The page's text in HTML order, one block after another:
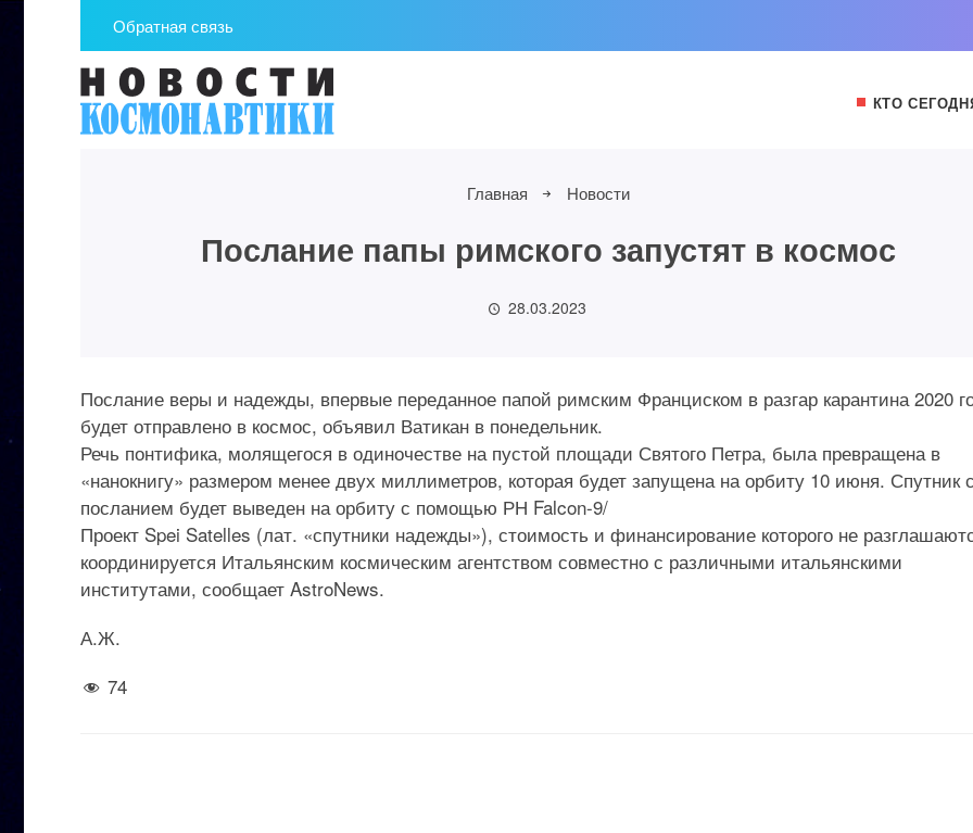
Обратная связь
КТО
Главная Новости
Послание папы римского запустят в космос
28.03.2023
Послание веры и надежды, впервые переданное папой римским Франциском в разгар карантина 2020
будет отправлено в космос, объявил Ватикан в понедельник.
Речь понтифика, молящегося в одиночестве на пустой площади Святого Петра, была превращена в
«нанокнигу» размером менее двух миллиметров, которая будет запущена на орбиту 10 июня. Спутник
посланием будет выведен на орбиту с помощью РН Falcon-9/
Проект Spei Satelles (лат. «спутники надежды»), стоимость и финансирование которого не
координируется Итальянским космическим агентством совместно с различными итальянскими
институтами, сообщает AstroNews.
А.Ж.
74